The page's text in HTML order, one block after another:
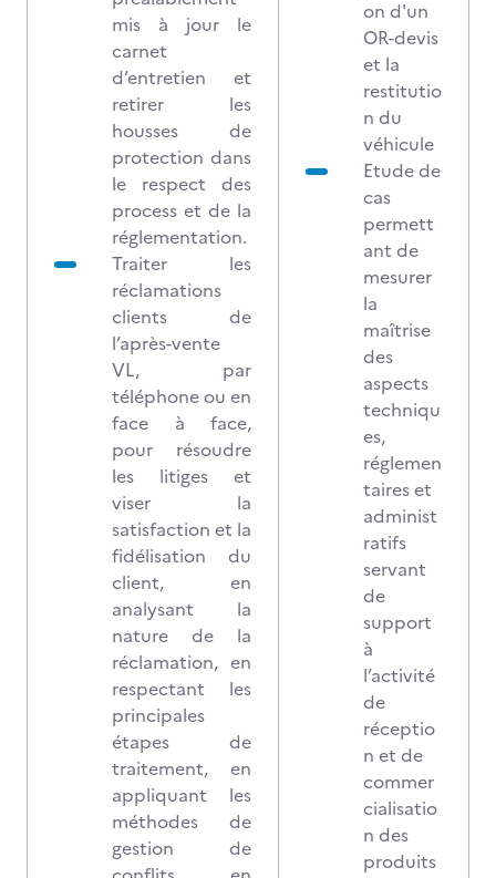
mis à jour le
carnet
d’entretien et
retirer les
housses de
protection dans
le respect des
process et de la
réglementation.
Traiter les
réclamations
clients de
l’après-vente
VL, par
téléphone ou en
face à face,
pour résoudre
les litiges et
viser la
satisfaction et la
fidélisation du
client, en
analysant la
nature de la
réclamation, en
respectant les
principales
étapes de
traitement, en
appliquant les
méthodes de
gestion de
on d'un
OR-devis
et la
restitutio
n du
véhicule
Etude de
cas
permett
ant de
mesurer
la
maîtrise
des
aspects
techniqu
es,
réglemen
taires et
administ
ratifs
servant
de
support
à
l’activité
de
réceptio
n et de
commer
cialisatio
n des
produits